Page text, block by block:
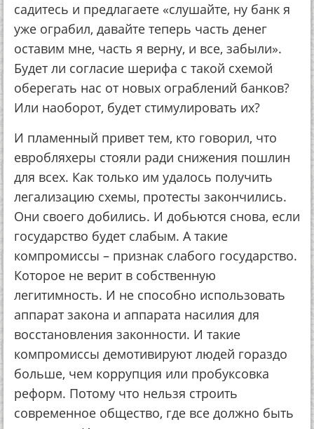
садитесь и предлагаете «слушайте, ну банк я
уже ограбил, давайте теперь часть денег
оставим мне, часть я верну, и все, забыли».
Будет ли согласие шерифа с такой схемой
оберегать нас от новых ограблений банков?
Или наоборот, будет стимулировать их?
И пламенный привет тем, кто говорил, что
евробляхеры стояли ради снижения пошлин
для всех. Как только им удалось получить
легализацию схемы, протесты закончились.
Они своего добились. И добьются снова, если
государство будет слабым. А такие
компромиссы – признак слабого государство.
Которое не верит в собственную
легитимность. И не способно использовать
аппарат закона и аппарата насилия для
восстановления законности. И такие
компромиссы демотивируют людей гораздо
больше, чем коррупция или пробуксовка
реформ. Потому что нельзя строить
современное общество, где все должно быть